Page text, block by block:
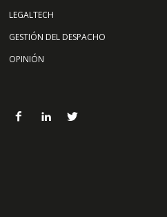
LEGALTECH
GESTIÓN DEL DESPACHO
OPINIÓN